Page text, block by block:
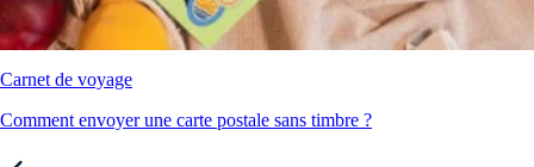
Carnet de voyage
Comment envoyer une carte postale sans timbre ?